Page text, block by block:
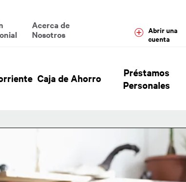
Acerca de
Nosotros
Abrir una
cuenta
Header Hierarchy Menu
Caja de Ahorro
Préstamos
Personales